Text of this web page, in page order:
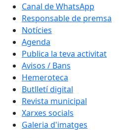
Canal de WhatsApp
Responsable de premsa
Notícies
Agenda
Publica la teva activitat
Avisos / Bans
Hemeroteca
Butlletí digital
Revista municipal
Xarxes socials
Galeria d'imatges